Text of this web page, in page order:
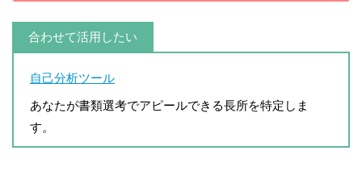
合わせて活用したい
自己分析ツール
あなたが書類選考でアピールできる長所を特定しま
す。